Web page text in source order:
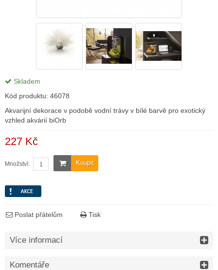
Skladem
Kód produktu: 46078
Akvarijní dekorace v podobě vodní trávy v bílé barvě pro exotický
vzhled akvárií biOrb
227 Kč
Koupit
Množství:
Poslat přátelům Tisk
Více informací
Komentáře